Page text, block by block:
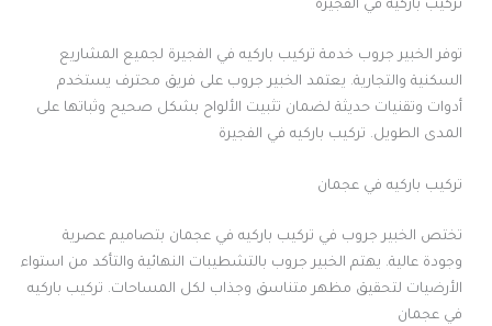
تركيب باركيه في الفجيرة
توفر الخبير جروب خدمة تركيب باركيه في الفجيرة لجميع المشاريع
السكنية والتجارية. يعتمد الخبير جروب على فريق محترف يستخدم
أدوات وتقنيات حديثة لضمان تثبيت الألواح بشكل صحيح وثباتها على
المدى الطويل. تركيب باركيه في الفجيرة
تركيب باركيه في عجمان
تختص الخبير جروب في تركيب باركيه في عجمان بتصاميم عصرية
وجودة عالية. يهتم الخبير جروب بالتشطيبات النهائية والتأكد من استواء
الأرضيات لتحقيق مظهر متناسق وجذاب لكل المساحات. تركيب باركيه
في عجمان